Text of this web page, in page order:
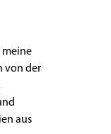
meine
von der
aus